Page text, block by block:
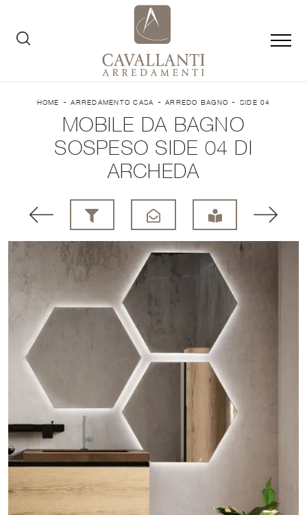
HOME -ARREDAMENTO CASA - ARREDO BAGNO - SIDE 04
MOBILE DA BAGNO
SOSPESO SIDE 04 DI
ARCHEDA